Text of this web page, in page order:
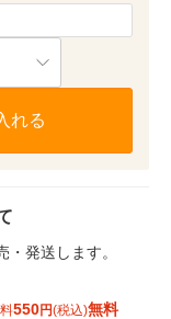
れる
・発送します。
550円(税込)無料